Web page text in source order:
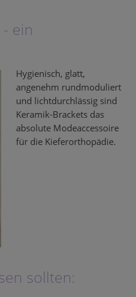
ein
Hygienisch, glatt,
angenehm rundmoduliert
und lichtdurchlässig sind
Keramik-Brackets das
absolute Modeaccessoire
für die Kieferorthopädie.
sollten: